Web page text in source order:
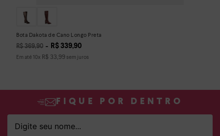
Bota Dakota de Cano Longo Preta
R$ 369,90 R$ 339,90
Em até 10x R$ 33,99 sem juros
FIQUE POR DENTRO